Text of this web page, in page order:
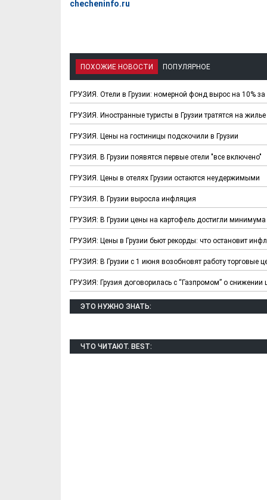
checheninfo.ru
ПОХОЖИЕ НОВОСТИ ПОПУЛЯРНОЕ
ГРУЗИЯ. Отели в Грузии: номерной фонд вырос на 10% за
ГРУЗИЯ. Иностранные туристы в Грузии тратятся на
ГРУЗИЯ. Цены на гостиницы подскочили в Грузии
ГРУЗИЯ. В Грузии появятся первые отели "все включено"
ГРУЗИЯ. Цены в отелях Грузии остаются неудержимыми
ГРУЗИЯ. В Грузии выросла инфляция
ГРУЗИЯ: В Грузии цены на картофель достигли минимума
ГРУЗИЯ: Цены в Грузии бьют рекорды: что остановит
ГРУЗИЯ: В Грузии с 1 июня возобновят работу торговые
ГРУЗИЯ: Грузия договорилась с “Газпромом” о снижении
ЭТО НУЖНО ЗНАТЬ:
ЧТО ЧИТАЮТ. BEST:
Х. Гапураев. Капкан
для Зелимхана (Отр.
ЧЕЧНЯ. А.